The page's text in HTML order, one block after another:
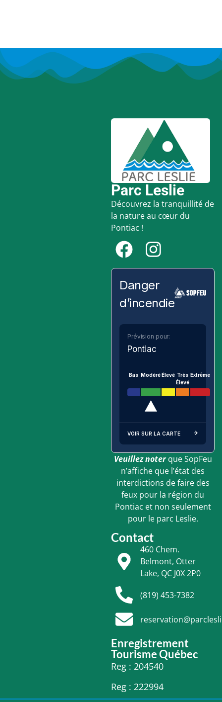
Parc Leslie
Découvrez la tranquillité de
la nature au cœur du
Pontiac !
Danger
d’incendie
Prévision pour:
Pontiac
Bas ModéréÉlevé Très
Élevé
Extrême
VOIR SUR LA CARTE
Veuillez noter que SopFeu
n’affiche que l’état des
interdictions de faire des
feux pour la région du
Pontiac et non seulement
pour le parc Leslie.
Contact
460 Chem.
Belmont, Otter
Lake, QC J0X 2P0
(819) 453-7382
Enregistrement
Tourisme Québec
Reg : 204540
Reg : 222994